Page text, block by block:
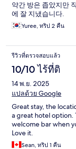
약간 방은 좁았지만
에 잘 지냈습니다.
Yuree, ทริป 2 คืน
รีวิวที่ตรวจสอบแล้ว
10/10 ไร้ที่ติ
14 พ.ย. 2025
แปลด้วย Google
Great stay, the
a great hotel option.
welcome bar when
Love it.
Sean, ทริป 1 คืน